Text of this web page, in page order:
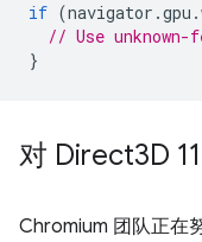
if (navigator .gpu .
// Use unknown-
}
对 Direct3D
Chromium 团队正在